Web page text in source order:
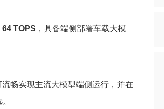
64 TOPS ，具备端侧部署车载大模
流畅实现主流大模型端侧运行，并在